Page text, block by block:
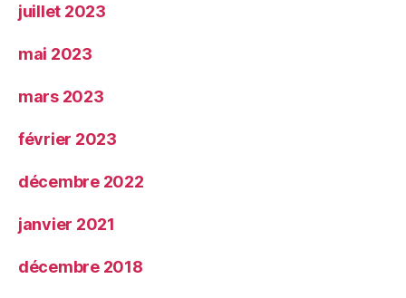
juillet 2023
mai 2023
mars 2023
février 2023
décembre 2022
janvier 2021
décembre 2018